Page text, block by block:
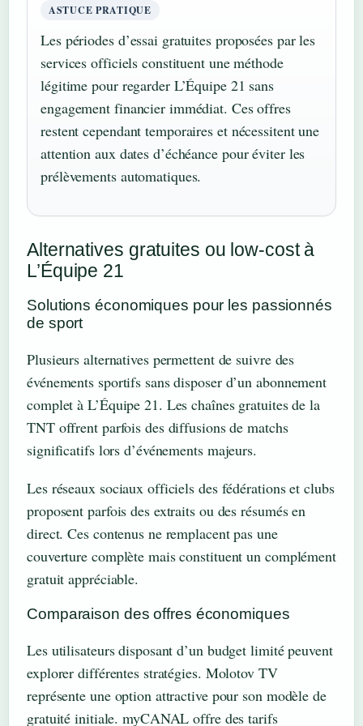
ASTUCE PRATIQUE
Les périodes d’essai gratuites proposées par les
services officiels constituent une méthode
légitime pour regarder L’Équipe 21 sans
engagement financier immédiat. Ces offres
restent cependant temporaires et nécessitent une
attention aux dates d’échéance pour éviter les
prélèvements automatiques.
Alternatives gratuites ou low-cost à
L’Équipe 21
Solutions économiques pour les passionnés
de sport
Plusieurs alternatives permettent de suivre des
événements sportifs sans disposer d’un abonnement
complet à L’Équipe 21. Les chaînes gratuites de la
TNT offrent parfois des diffusions de matchs
significatifs lors d’événements majeurs.
Les réseaux sociaux officiels des fédérations et clubs
proposent parfois des extraits ou des résumés en
direct. Ces contenus ne remplacent pas une
couverture complète mais constituent un complément
gratuit appréciable.
Comparaison des offres économiques
Les utilisateurs disposant d’un budget limité peuvent
explorer différentes stratégies. Molotov TV
représente une option attractive pour son modèle de
gratuité initiale. myCANAL offre des tarifs